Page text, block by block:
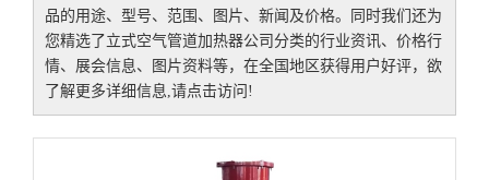
品的用途、型号、范围、图片、新闻及价格。同时我们还为
您精选了 立式空气管道加热器公司 分类的行业资讯、价格行
情、展会信息、图片资料等，在全国地区获得用户好评，欲
了解更多详细信息,请点击访问!